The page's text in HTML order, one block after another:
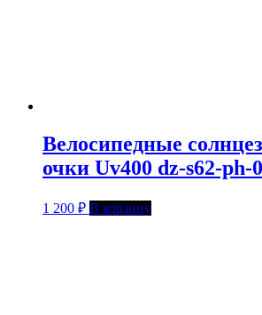
Велосипедные
очки Uv400 dz-s62-ph-
1 200 ₽ В корзину